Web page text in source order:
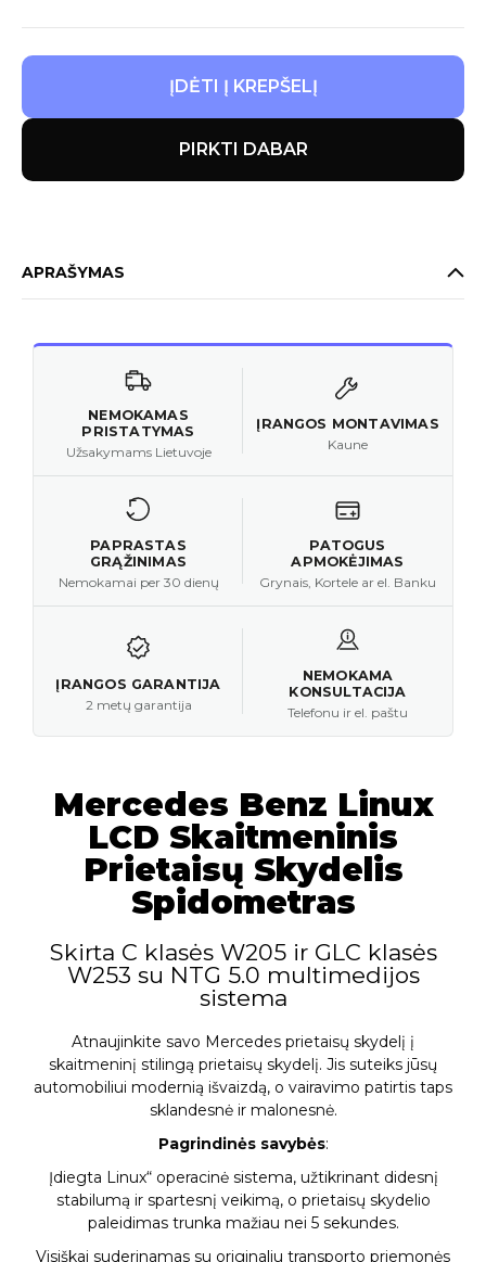
ĮDĖTI Į KREPŠELĮ
PIRKTI DABAR
APRAŠYMAS
NEMOKAMAS
PRISTATYMAS
Užsakymams Lietuvoje
ĮRANGOS MONTAVIMAS
Kaune
PAPRASTAS
GRĄŽINIMAS
Nemokamai per 30 dienų
PATOGUS
APMOKĖJIMAS
Grynais, Kortele ar el. Banku
ĮRANGOS GARANTIJA
2 metų garantija
NEMOKAMA
KONSULTACIJA
Telefonu ir el. paštu
Mercedes Benz Linux
LCD Skaitmeninis
Prietaisų Skydelis
Spidometras
Skirta C klasės W205 ir GLC klasės
W253 su NTG 5.0 multimedijos
sistema
Atnaujinkite savo Mercedes prietaisų skydelį į
skaitmeninį stilingą prietaisų skydelį. Jis suteiks jūsų
automobiliui modernią išvaizdą, o vairavimo patirtis taps
sklandesnė ir malonesnė.
Pagrindinės savybės:
Įdiegta Linux“ operacinė sistema, užtikrinant didesnį
stabilumą ir spartesnį veikimą, o prietaisų skydelio
paleidimas trunka mažiau nei 5 sekundes.
Visiškai suderinamas su originaliu transporto priemonės